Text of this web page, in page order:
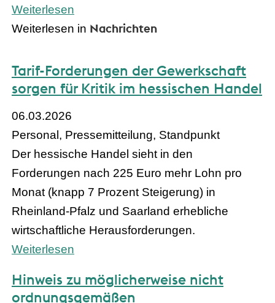
Weiterlesen
Weiterlesen in Nachrichten
Tarif-Forderungen der Gewerkschaft
sorgen für Kritik im hessischen Handel
06.03.2026
Personal, Pressemitteilung, Standpunkt
Der hessische Handel sieht in den
Forderungen nach 225 Euro mehr Lohn pro
Monat (knapp 7 Prozent Steigerung) in
Rheinland-Pfalz und Saarland erhebliche
wirtschaftliche Herausforderungen.
Weiterlesen
Hinweis zu möglicherweise nicht
ordnungsgemäßen